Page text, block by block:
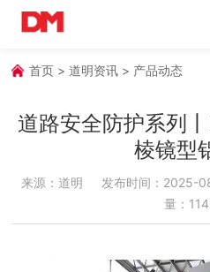
首页 >道明资讯 > 产品动态
道路安全防护系列
棱镜型
来源：道明 发布时间：2025-
量：